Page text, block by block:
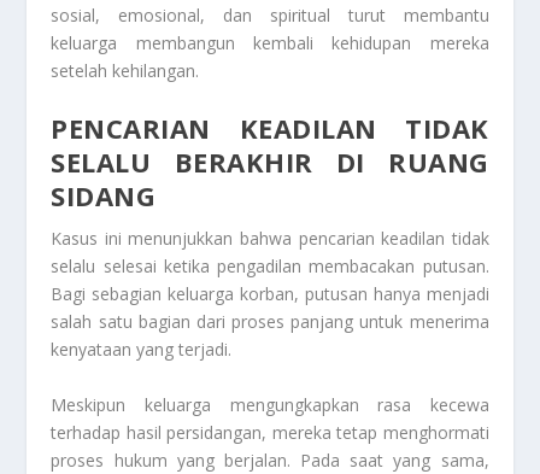
sosial, emosional, dan spiritual turut membantu
keluarga membangun kembali kehidupan mereka
setelah kehilangan.
PENCARIAN KEADILAN TIDAK
SELALU BERAKHIR DI RUANG
SIDANG
Kasus ini menunjukkan bahwa pencarian keadilan tidak
selalu selesai ketika pengadilan membacakan putusan.
Bagi sebagian keluarga korban, putusan hanya menjadi
salah satu bagian dari proses panjang untuk menerima
kenyataan yang terjadi.
Meskipun keluarga mengungkapkan rasa kecewa
terhadap hasil persidangan, mereka tetap menghormati
proses hukum yang berjalan. Pada saat yang sama,